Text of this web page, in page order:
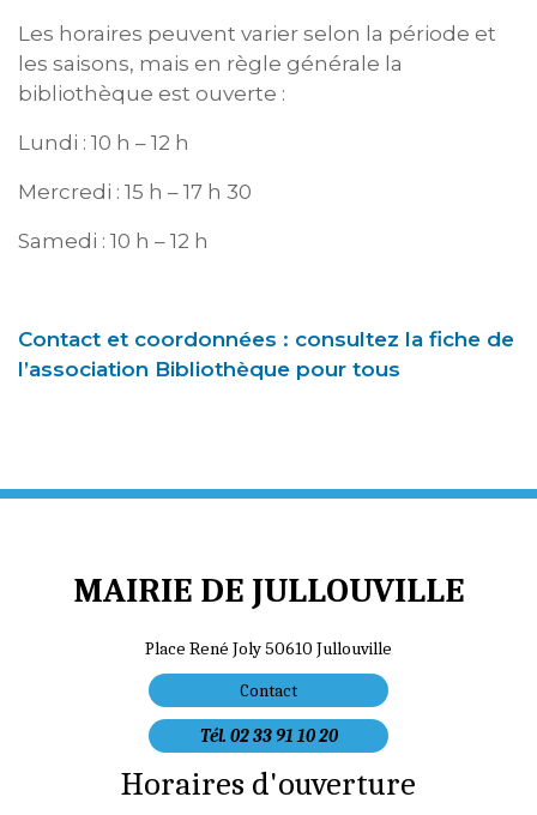
Les horaires peuvent varier selon la période et
les saisons, mais en règle générale la
bibliothèque est ouverte :
Lundi : 10 h – 12 h
Mercredi : 15 h – 17 h 30
Samedi : 10 h – 12 h
Contact et coordonnées : consultez la fiche de
l’association Bibliothèque pour tous
MAIRIE DE JULLOUVILLE
Place René Joly 50610 Jullouville
Contact
Tél. 02 33 91 10 20
Horaires d'ouverture